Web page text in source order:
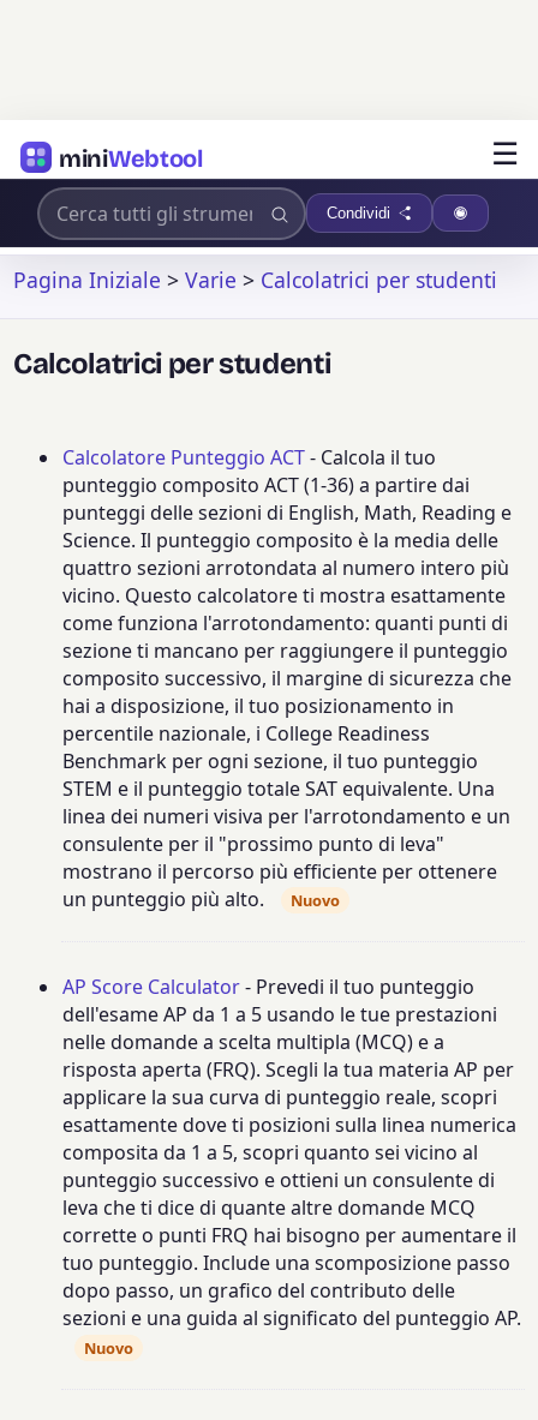
miniWebtool ☰
Condividi
Pagina Iniziale >Varie > Calcolatrici per studenti
Calcolatrici per studenti
Calcolatore Punteggio ACT- Calcola il tuo
punteggio composito ACT (1-36) a partire dai
punteggi delle sezioni di English, Math, Reading e
Science. Il punteggio composito è la media delle
quattro sezioni arrotondata al numero intero più
vicino. Questo calcolatore ti mostra esattamente
come funziona l'arrotondamento: quanti punti di
sezione ti mancano per raggiungere il punteggio
composito successivo, il margine di sicurezza che
hai a disposizione, il tuo posizionamento in
percentile nazionale, i College Readiness
Benchmark per ogni sezione, il tuo punteggio
STEM e il punteggio totale SAT equivalente. Una
linea dei numeri visiva per l'arrotondamento e un
consulente per il "prossimo punto di leva"
mostrano il percorso più efficiente per ottenere
un punteggio più alto.
Nuovo
AP Score Calculator- Prevedi il tuo punteggio
dell'esame AP da 1 a 5 usando le tue prestazioni
nelle domande a scelta multipla (MCQ) e a
risposta aperta (FRQ). Scegli la tua materia AP per
applicare la sua curva di punteggio reale, scopri
esattamente dove ti posizioni sulla linea numerica
composita da 1 a 5, scopri quanto sei vicino al
punteggio successivo e ottieni un consulente di
leva che ti dice di quante altre domande MCQ
corrette o punti FRQ hai bisogno per aumentare il
tuo punteggio. Include una scomposizione passo
dopo passo, un grafico del contributo delle
sezioni e una guida al significato del punteggio AP.
Nuovo